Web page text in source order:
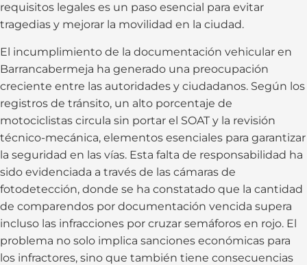
requisitos legales es un paso esencial para evitar
tragedias y mejorar la movilidad en la ciudad.
El incumplimiento de la documentación vehicular en
Barrancabermeja ha generado una preocupación
creciente entre las autoridades y ciudadanos. Según los
registros de tránsito, un alto porcentaje de
motociclistas circula sin portar el SOAT y la revisión
técnico-mecánica, elementos esenciales para garantizar
la seguridad en las vías. Esta falta de responsabilidad ha
sido evidenciada a través de las cámaras de
fotodetección, donde se ha constatado que la cantidad
de comparendos por documentación vencida supera
incluso las infracciones por cruzar semáforos en rojo. El
problema no solo implica sanciones económicas para
los infractores, sino que también tiene consecuencias